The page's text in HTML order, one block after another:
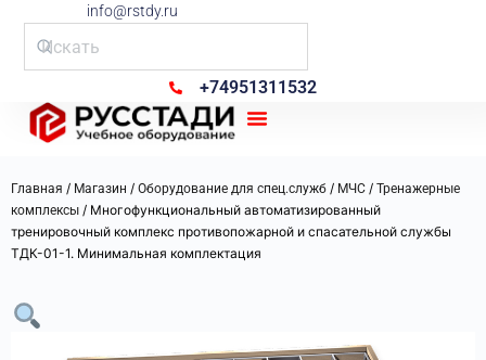
info@rstdy.ru
+74951311532
Главная / Магазин / Оборудование для спец.служб / МЧС / Тренажерные
комплексы / Многофункциональный автоматизированный
тренировочный комплекс противопожарной и спасательной службы
ТДК-01-1. Минимальная комплектация